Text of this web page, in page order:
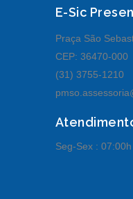
E-Sic
Praça São
CEP: 36470-000
(31) 3755-1210
Seg-Sex :